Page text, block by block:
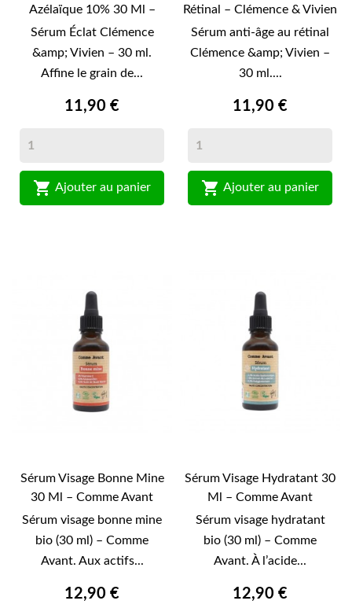
Azélaïque 10% 30 Ml –
Clémence & Vivien
Sérum Éclat Clémence
&amp; Vivien – 30 ml.
Affine le grain de...
11,90 €
 Ajouter au panier
Rétinal – Clémence & Vivien
– 30 Ml
Sérum anti-âge au rétinal
Clémence &amp; Vivien –
30 ml....
11,90 €
 Ajouter au panier
Sérum Visage Bonne Mine
30 Ml – Comme Avant
Sérum visage bonne mine
bio (30 ml) – Comme
Avant. Aux actifs...
12,90 €
Sérum Visage Hydratant 30
Ml – Comme Avant
Sérum visage hydratant
bio (30 ml) – Comme
Avant. À l’acide...
12,90 €